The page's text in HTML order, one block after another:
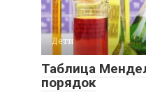
Дети
Таблица
порядок